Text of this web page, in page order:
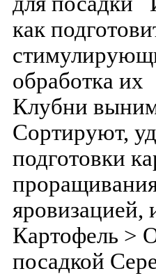
как
обработка
Клубни
Сортируют,
подготовки
яровизацией,
Картофель >
посадкой